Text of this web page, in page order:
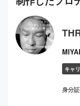
キャ
身分